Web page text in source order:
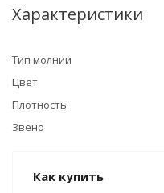
Характеристики
Тип молнии
Цвет
Плотность
Звено
Как купить